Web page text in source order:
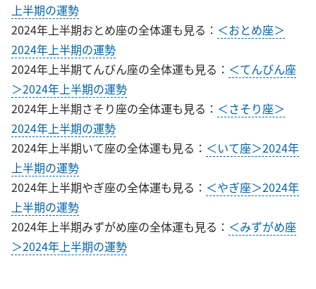
上半期の運勢
2024年上半期おとめ座の全体運も見る： ＜おとめ座＞
2024年上半期の運勢
2024年上半期てんびん座の全体運も見る： ＜てんびん座
＞2024年上半期の運勢
2024年上半期さそり座の全体運も見る： ＜さそり座＞
2024年上半期の運勢
2024年上半期いて座の全体運も見る： ＜いて座＞2024年
上半期の運勢
2024年上半期やぎ座の全体運も見る： ＜やぎ座＞2024年
上半期の運勢
2024年上半期みずがめ座の全体運も見る： ＜みずがめ座
＞2024年上半期の運勢